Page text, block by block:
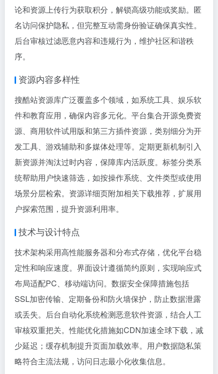
论和资源上传行为获取积分，解锁高级功能或奖励。匿
名访问保护隐私，但完整互动需身份验证确保真实性。
后台审核过滤恶意内容和违规行为，维护社区和谐秩
序。
资源内容多样性
搜酷站资源库广泛覆盖多个领域，如系统工具、娱乐软
件和教育应用，确保内容多元化。平台集合开源免费资
源、商用软件试用版和第三方插件资源，类别细分为开
发工具、游戏辅助和多媒体处理等。定期更新机制引入
新资源并淘汰过时内容，保障库内活跃度。标签分类系
统帮助用户快速筛选，如按操作系统、文件类型或使用
场景分层检索。资源详细页附加相关下载推荐，扩展用
户探索范围，提升资源利用率。
技术与设计特点
技术架构采用高性能服务器和分布式存储，优化平台稳
定性和响应速度。界面设计遵循简约原则，实现响应式
布局适配PC、移动端访问。数据安全保障措施包括
SSL加密传输、定期备份和防火墙保护，防止数据泄露
或丢失。后台自动化系统检测恶意软件资源，结合人工
审核双重把关。性能优化措施如CDN加速全球下载，减
少延迟；缓存机制提升页面加载效率。用户数据隐私策
略符合主流法规，访问日志最小化收集信息。